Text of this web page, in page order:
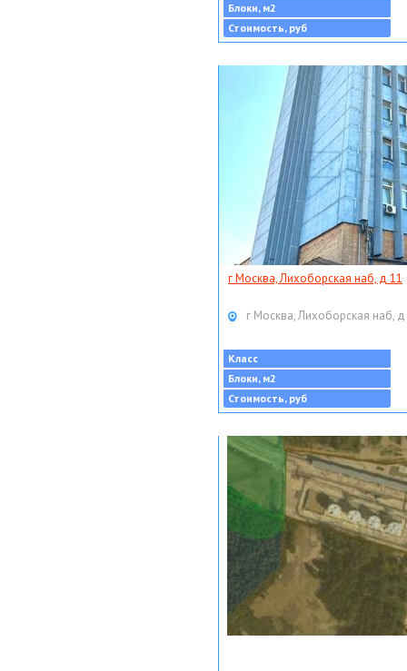
Блоки, м2
Стоимость, руб
г Москва, Лихоборская наб, д 11
г Москва, Лихоборская наб,
Класс
Блоки, м2
Стоимость, руб